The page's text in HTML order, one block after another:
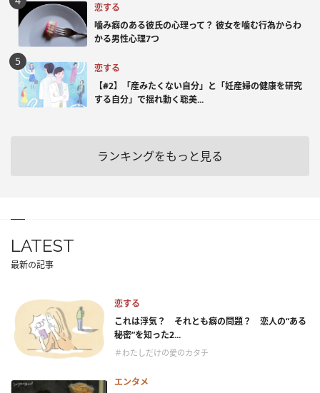
恋する
噛み癖のある彼氏の心理って？ 彼女を噛む行為からわ
かる男性心理7つ
恋する
【#2】「産みたくない自分」と「妊産婦の健康を研究
する自分」で揺れ動く聡美...
ランキングをもっと見る
LATEST
最新の記事
恋する
これは浮気？ それとも癖の問題？ 恋人の“ある
秘密”を知った2...
＃わたしだけの愛のカタチ
エンタメ